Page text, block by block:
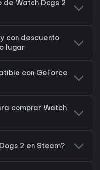
de Watch Dogs 2
con descuento
lugar
con GeForce
comprar Watch
2 en Steam?